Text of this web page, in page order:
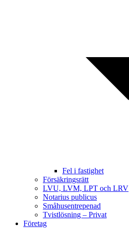
Fel i fastighet
Försäkringsrätt
LVU, LVM, LPT och LRV
Notarius publicus
Småhusentrepenad
Tvistlösning – Privat
Företag